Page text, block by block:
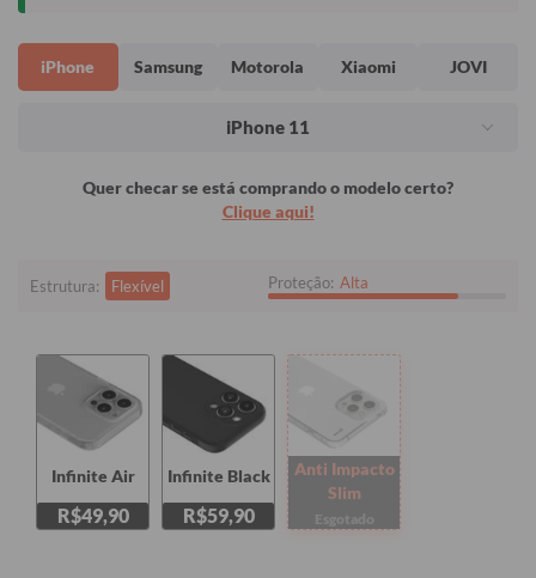
iPhone Samsung Motorola Xiaomi JOVI
iPhone 11
Quer checar se está comprando o modelo certo?
Clique aqui!
Estrutura: Flexível Proteção: Alta
Infinite Air
R$49,90
Infinite Black
R$59,90
Anti Impacto
Slim